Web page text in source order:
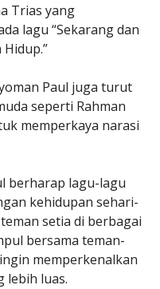
Trias yang
lagu “Sekarang dan
Hidup.”
Paul juga turut
seperti Rahman
memperkaya narasi
berharap lagu-lagu
kehidupan sehari-
setia di berbagai
bersama teman-
memperkenalkan
lebih luas.